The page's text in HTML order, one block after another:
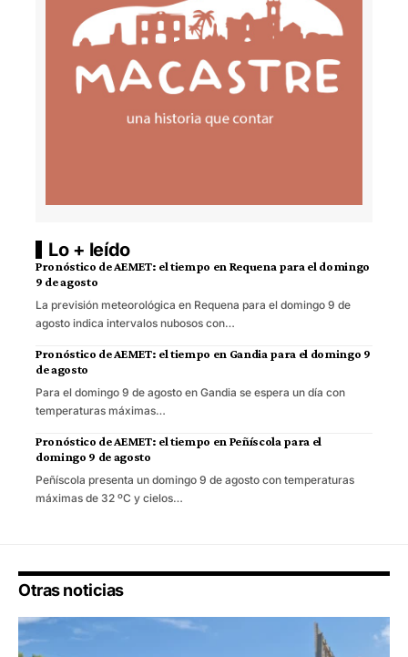
Lo + leído
Pronóstico de AEMET: el tiempo en Requena para el domingo
9 de agosto
La previsión meteorológica en Requena para el domingo 9 de
agosto indica intervalos nubosos con…
Pronóstico de AEMET: el tiempo en Gandia para el domingo 9
de agosto
Para el domingo 9 de agosto en Gandia se espera un día con
temperaturas máximas…
Pronóstico de AEMET: el tiempo en Peñíscola para el
domingo 9 de agosto
Peñíscola presenta un domingo 9 de agosto con temperaturas
máximas de 32 ºC y cielos…
Otras noticias